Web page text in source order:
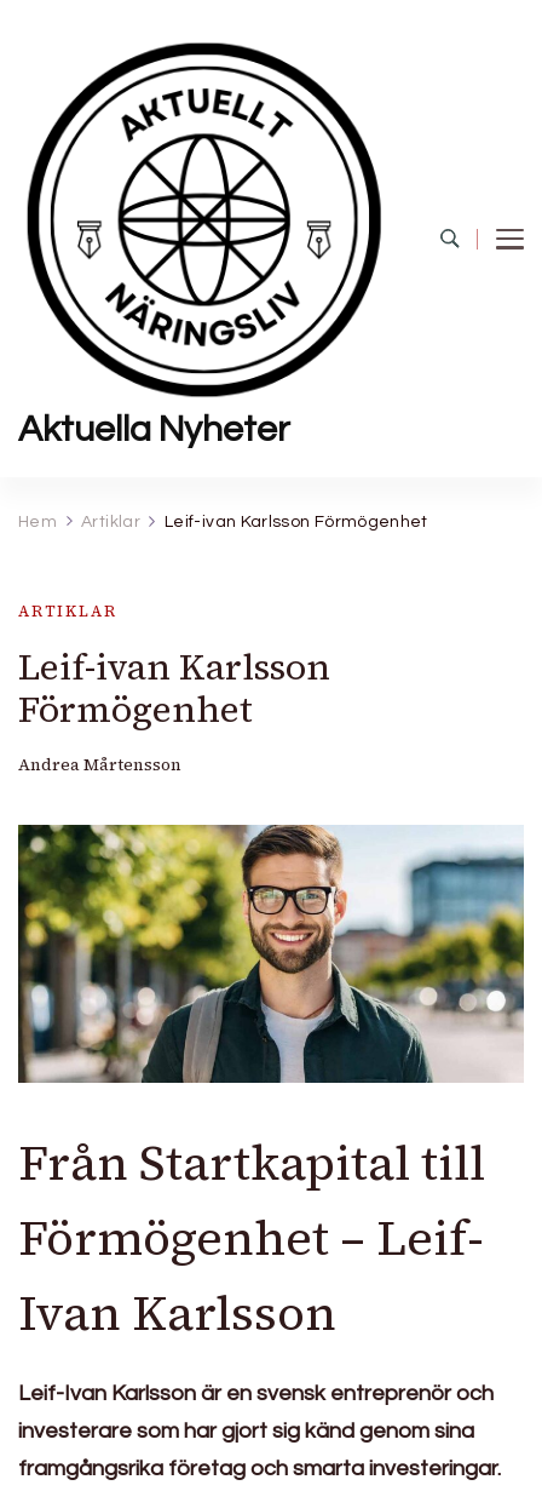
Aktuella Nyheter
Hem Artiklar Leif-ivan Karlsson Förmögenhet
ARTIKLAR
Leif-ivan Karlsson
Förmögenhet
Andrea Mårtensson
Från Startkapital till
Förmögenhet – Leif-
Ivan Karlsson
Leif-Ivan Karlsson är en svensk entreprenör och
investerare som har gjort sig känd genom sina
framgångsrika företag och smarta investeringar.